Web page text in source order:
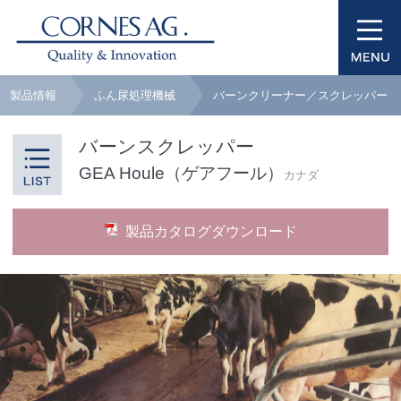
製品情報 ふん尿処理機械 バーンクリーナー／スクレッパー
バーンスクレッパー
GEA Houle（ゲアフール） カナダ
製品カタログダウンロード